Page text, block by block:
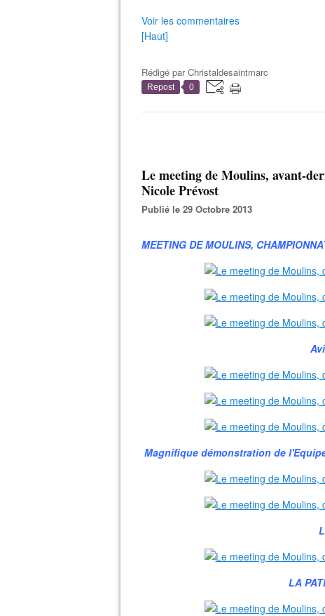
Voir les commentaires
[Haut]
Rédigé parChristaldesaintmarc
Repost 0
Le meeting de Moulins, avant-
Nicole Prévost
Publié le 29 Octobre 2013
MEETING DE MOULINS,
Magnifique démonstration de
LA